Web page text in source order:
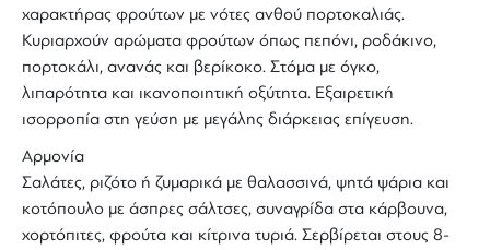
χαρακτήρας φρούτων με νότες ανθού πορτοκαλιάς.
Κυριαρχούν αρώματα φρούτων όπως πεπόνι, ροδάκινο,
πορτοκάλι, ανανάς και βερίκοκο. Στόμα με όγκο,
λιπαρότητα και ικανοποιητική οξύτητα. Εξαιρετική
ισορροπία στη γεύση με μεγάλης διάρκειας επίγευση.
Αρμονία
Σαλάτες, ριζότο ή ζυμαρικά με θαλασσινά, ψητά ψάρια και
κοτόπουλο με άσπρες σάλτσες, συναγρίδα στα κάρβουνα,
χορτόπιτες, φρούτα και κίτρινα τυριά. Σερβίρεται στους 8-